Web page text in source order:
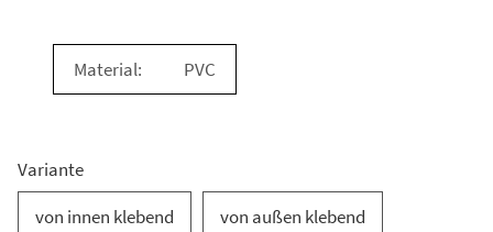
Material: PVC
Variante
von innen klebend
von außen klebend